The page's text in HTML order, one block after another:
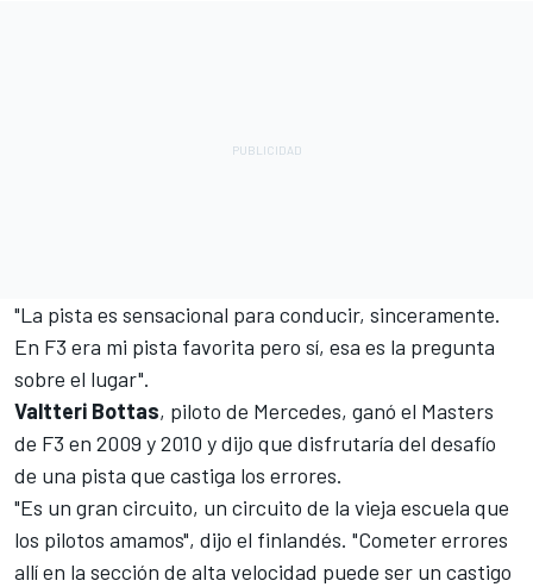
"La pista es sensacional para conducir, sinceramente.
En F3 era mi pista favorita pero sí, esa es la pregunta
sobre el lugar".
Valtteri Bottas, piloto de Mercedes, ganó el Masters
de F3 en 2009 y 2010 y dijo que disfrutaría del desafío
de una pista que castiga los errores.
"Es un gran circuito, un circuito de la vieja escuela que
los pilotos amamos", dijo el finlandés. "Cometer errores
allí en la sección de alta velocidad puede ser un castigo